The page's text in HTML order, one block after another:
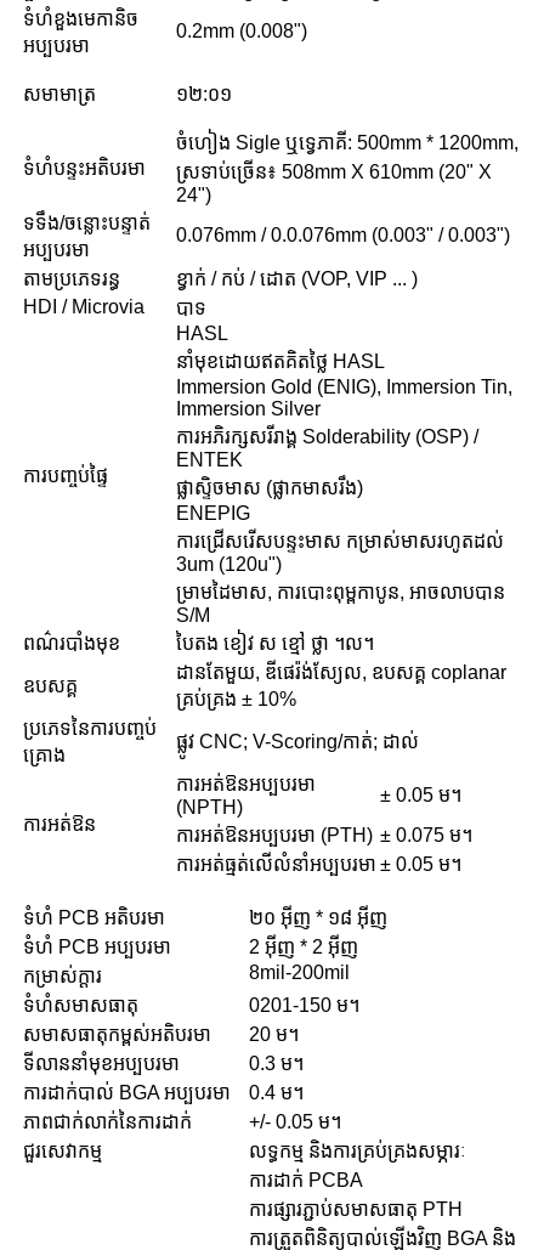
ទំហំខួងមេកានិច
អប្បបរមា
0.2mm (0.008")
សមាមាត្រ ១២:០១
ទំហំបន្ទះអតិបរមា
ចំហៀង Sigle ឬទ្វេភាគី: 500mm * 1200mm,
ស្រទាប់ច្រើន៖ 508mm X 610mm (20" X
24")
ទទឹង/ចន្លោះបន្ទាត់
អប្បបរមា
0.076mm / 0.0.076mm (0.003" / 0.003")
តាមប្រភេទរន្ធ
ខ្វាក់ / កប់ / ដោត (VOP, VIP ... )
HDI / Microvia
បាទ
ការបញ្ចប់ផ្ទៃ
HASL
នាំមុខដោយឥតគិតថ្លៃ HASL
Immersion Gold (ENIG), Immersion Tin,
Immersion Silver
ការអភិរក្សសរីរាង្គ Solderability (OSP) /
ENTEK
ផ្លាស្ទិចមាស (ផ្លាកមាសរឹង)
ENEPIG
ការជ្រើសរើសបន្ទះមាស កម្រាស់មាសរហូតដល់
3um (120u")
ម្រាមដៃមាស, ការបោះពុម្ពកាបូន, អាចលាបបាន
S/M
ពណ៌របាំងមុខ
បៃតង ខៀវ ស ខ្មៅ ថ្លា ។ល។
ឧបសគ្គ
ដានតែមួយ, ឌីផេរ៉ង់ស្យែល, ឧបសគ្គ coplanar
គ្រប់គ្រង ± 10%
ប្រភេទនៃការបញ្ចប់
គ្រោង
ផ្លូវ CNC; V-Scoring/កាត់; ដាល់
ការអត់ឱន
ការអត់ឱនអប្បបរមា
(NPTH)
± 0.05 ម។
ការអត់ឱនអប្បបរមា (PTH) ± 0.075 ម។
ការអត់ធ្មត់លើលំនាំអប្បបរមា ± 0.05 ម។
ទំហំ PCB អតិបរមា
២០ អ៊ីញ * ១៨ អ៊ីញ
ទំហំ PCB អប្បបរមា
2 អ៊ីញ * 2 អ៊ីញ
កម្រាស់ក្តារ
8mil-200mil
ទំហំសមាសធាតុ
0201-150 ម។
សមាសធាតុកម្ពស់អតិបរមា
20 ម។
ទីលាននាំមុខអប្បបរមា
0.3 ម។
ការដាក់បាល់ BGA អប្បបរមា
0.4 ម។
ភាពជាក់លាក់នៃការដាក់
+/- 0.05 ម។
ជួរសេវាកម្ម
លទ្ធកម្ម និងការគ្រប់គ្រងសម្ភារៈ
ការដាក់ PCBA
ការផ្សារភ្ជាប់សមាសធាតុ PTH
ការត្រួតពិនិត្យបាល់ឡើងវិញ BGA និង